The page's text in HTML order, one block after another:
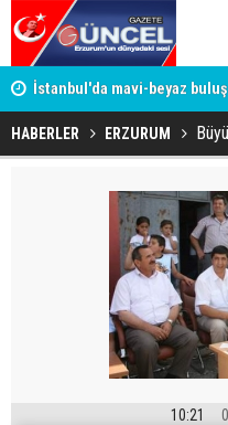
İstanbul'da mavi-beyaz
HABERLER ERZURUM
10:21